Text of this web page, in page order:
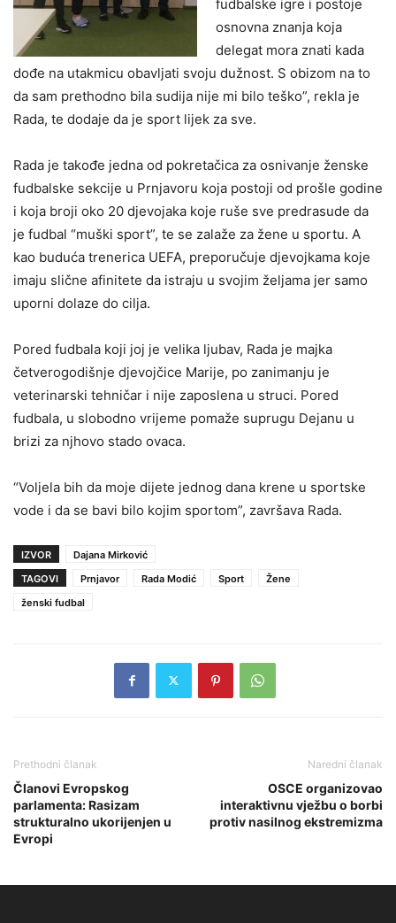
fudbalske igre i postoje
osnovna znanja koja
delegat mora znati kada
dođe na utakmicu obavljati svoju dužnost. S obizom na to
da sam prethodno bila sudija nije mi bilo teško”, rekla je
Rada, te dodaje da je sport lijek za sve.
Rada je takođe jedna od pokretačica za osnivanje ženske
fudbalske sekcije u Prnjavoru koja postoji od prošle godine
i koja broji oko 20 djevojaka koje ruše sve predrasude da
je fudbal “muški sport”, te se zalaže za žene u sportu. A
kao buduća trenerica UEFA, preporučuje djevojkama koje
imaju slične afinitete da istraju u svojim željama jer samo
uporni dolaze do cilja.
Pored fudbala koji joj je velika ljubav, Rada je majka
četverogodišnje djevojčice Marije, po zanimanju je
veterinarski tehničar i nije zaposlena u struci. Pored
fudbala, u slobodno vrijeme pomaže suprugu Dejanu u
brizi za njhovo stado ovaca.
“Voljela bih da moje dijete jednog dana krene u sportske
vode i da se bavi bilo kojim sportom”, završava Rada.
IZVOR
Dajana Mirković
TAGOVI
Prnjavor Rada Modić Sport
Žene
ženski fudbal
Prethodni članak
Članovi Evropskog
parlamenta: Rasizam
strukturalno ukorijenjen u
Evropi
Naredni članak
OSCE organizovao
interaktivnu vježbu o borbi
protiv nasilnog ekstremizma